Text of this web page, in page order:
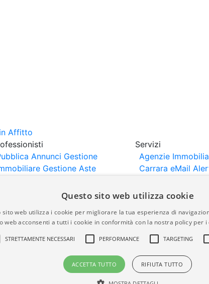
Annunci Gestione
Gestione Aste
Importazione
Servizi
Agenzie
Carrara eMail
italia.it vengono pubblicati da agenzie
della correttezza, della completezza, della
Questo sito web utilizza cookie
sito web utilizza i cookie per migliorare la tua esperienza di
web acconsenti a tutti i cookie in conformità con la nostra policy per i
STRETTAMENTE NECESSARI PERFORMANCE TARGETING
ACCETTA TUTTO RIFIUTA TUTTO